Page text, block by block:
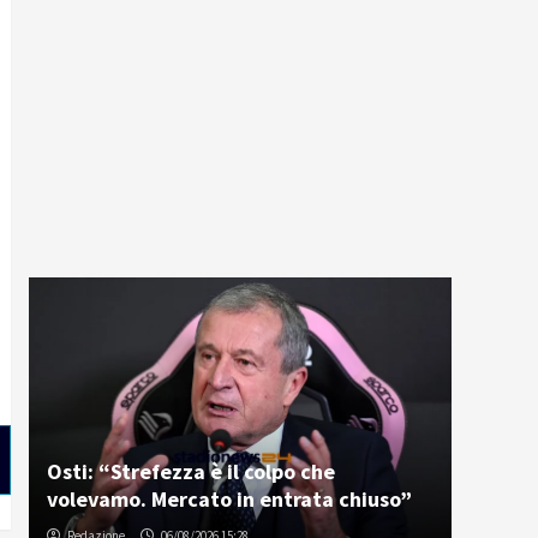
Osti: “Strefezza è il colpo che
volevamo. Mercato in entrata chiuso”